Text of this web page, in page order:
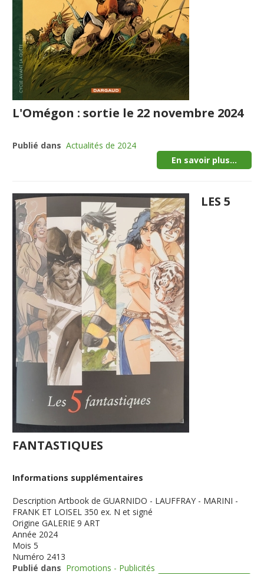
L'Omégon : sortie le 22 novembre 2024
Publié dans Actualités de 2024
En savoir plus...
LES 5
FANTASTIQUES
Informations supplémentaires
Description Artbook de GUARNIDO - LAUFFRAY - MARINI -
FRANK ET LOISEL 350 ex. N et signé
Origine GALERIE 9 ART
Année 2024
Mois 5
Numéro 2413
Publié dans Promotions - Publicités